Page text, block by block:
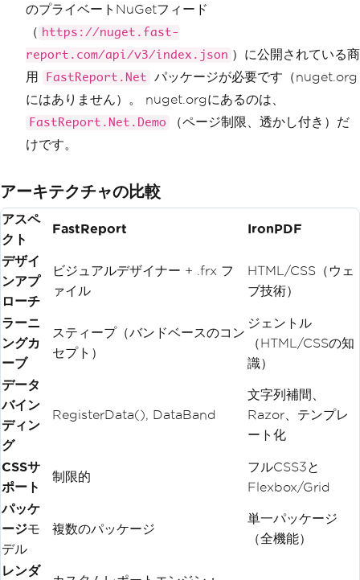
のプライベートNuGetフィード
（ https://nuget.fast-
report.com/api/v3/index.json ）に公開されている商
用
FastReport.Net
パッケージが必要です（nuget.org
にはありません）。 nuget.orgにあるのは、
FastReport.Net.Demo
（ページ制限、透かし付き）だ
けです。
アーキテクチャの比較
アスペ
クト
FastReport IronPDF
デザイ
ンアプ
ローチ
ビジュアルデザイナー + .frx フ
ァイル
HTML/CSS（ウェ
ブ技術）
ラーニ
ングカ
ーブ
スティープ（バンドベースのコン
セプト）
ジェントル
（HTML/CSSの知
識）
データ
バイン
ディン
グ
RegisterData(), DataBand
文字列補間、
Razor、テンプレ
ート化
CSSサ
ポート
制限的
フルCSS3と
Flexbox/Grid
パッケ
ージモ
デル
複数のパッケージ
単一パッケージ
（全機能）
レンダ